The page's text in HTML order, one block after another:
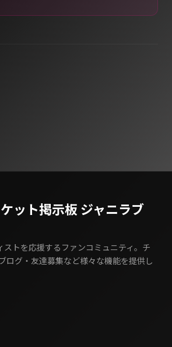
ット掲示板 ジャニラブ
ストを応援するファンコミュニティ。チ
ログ・友達募集など様々な機能を提供し